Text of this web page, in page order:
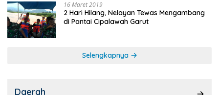
16 Maret 2019
2 Hari Hilang, Nelayan Tewas Mengambang
di Pantai Cipalawah Garut
Selengkapnya
Daerah